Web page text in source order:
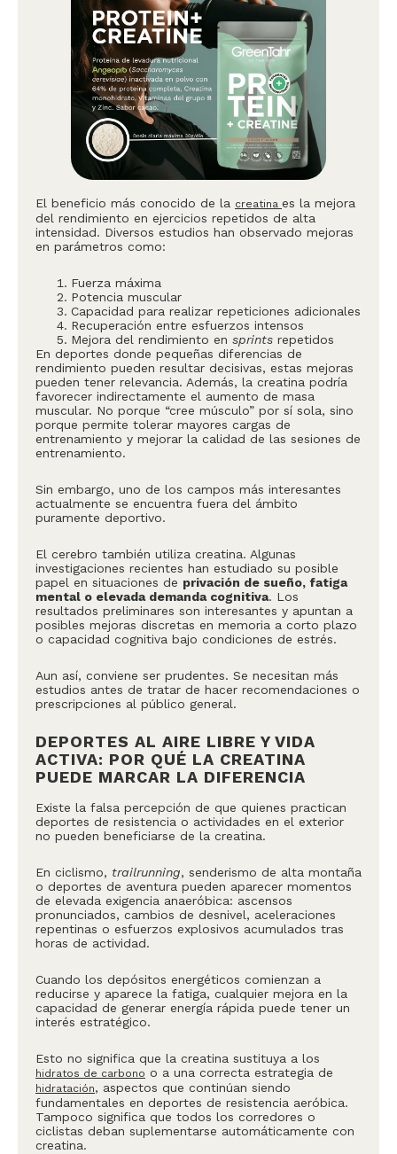
El beneficio más conocido de la creatina es la mejora
del rendimiento en ejercicios repetidos de alta
intensidad. Diversos estudios han observado mejoras
en parámetros como:
Fuerza máxima
Potencia muscular
Capacidad para realizar repeticiones adicionales
Recuperación entre esfuerzos intensos
Mejora del rendimiento en sprints repetidos
En deportes donde pequeñas diferencias de
rendimiento pueden resultar decisivas, estas mejoras
pueden tener relevancia. Además, la creatina podría
favorecer indirectamente el aumento de masa
muscular. No porque “cree músculo” por sí sola, sino
porque permite tolerar mayores cargas de
entrenamiento y mejorar la calidad de las sesiones de
entrenamiento.
Sin embargo, uno de los campos más interesantes
actualmente se encuentra fuera del ámbito
puramente deportivo.
El cerebro también utiliza creatina. Algunas
investigaciones recientes han estudiado su posible
papel en situaciones de privación de sueño, fatiga
mental o elevada demanda cognitiva. Los
resultados preliminares son interesantes y apuntan a
posibles mejoras discretas en memoria a corto plazo
o capacidad cognitiva bajo condiciones de estrés.
Aun así, conviene ser prudentes. Se necesitan más
estudios antes de tratar de hacer recomendaciones o
prescripciones al público general.
DEPORTES AL AIRE LIBRE Y VIDA
ACTIVA: POR QUÉ LA CREATINA
PUEDE MARCAR LA DIFERENCIA
Existe la falsa percepción de que quienes practican
deportes de resistencia o actividades en el exterior
no pueden beneficiarse de la creatina.
En ciclismo, trailrunning, senderismo de alta montaña
o deportes de aventura pueden aparecer momentos
de elevada exigencia anaeróbica: ascensos
pronunciados, cambios de desnivel, aceleraciones
repentinas o esfuerzos explosivos acumulados tras
horas de actividad.
Cuando los depósitos energéticos comienzan a
reducirse y aparece la fatiga, cualquier mejora en la
capacidad de generar energía rápida puede tener un
interés estratégico.
Esto no significa que la creatina sustituya a los
hidratos de carbono o a una correcta estrategia de
hidratación, aspectos que continúan siendo
fundamentales en deportes de resistencia aeróbica.
Tampoco significa que todos los corredores o
ciclistas deban suplementarse automáticamente con
creatina.